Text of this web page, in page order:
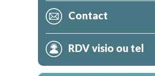
Contact
RDV visio ou tel